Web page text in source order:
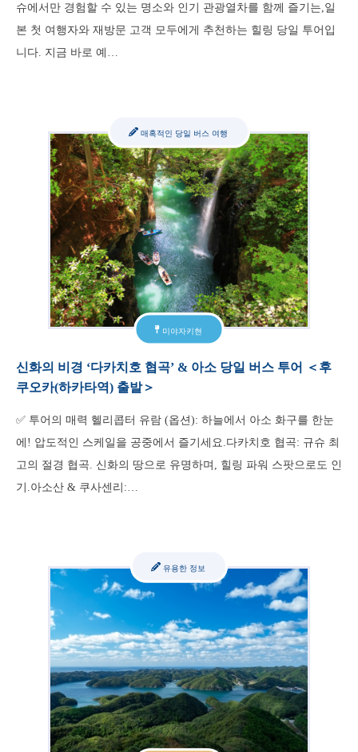
슈에서만 경험할 수 있는 명소와 인기 관광열차를 함께 즐기는,일
본 첫 여행자와 재방문 고객 모두에게 추천하는 힐링 당일 투어입
니다. 지금 바로 예…
미야자키현
매혹적인 당일 버스 여행
신화의 비경 ‘다카치호 협곡’ & 아소 당일 버스 투어 ＜후
쿠오카(하카타역) 출발＞
✅ 투어의 매력 헬리콥터 유람 (옵션): 하늘에서 아소 화구를 한눈
에! 압도적인 스케일을 공중에서 즐기세요.다카치호 협곡: 규슈 최
고의 절경 협곡. 신화의 땅으로 유명하며, 힐링 파워 스팟으로도 인
기.아소산 & 쿠사센리:…
유용한 정보